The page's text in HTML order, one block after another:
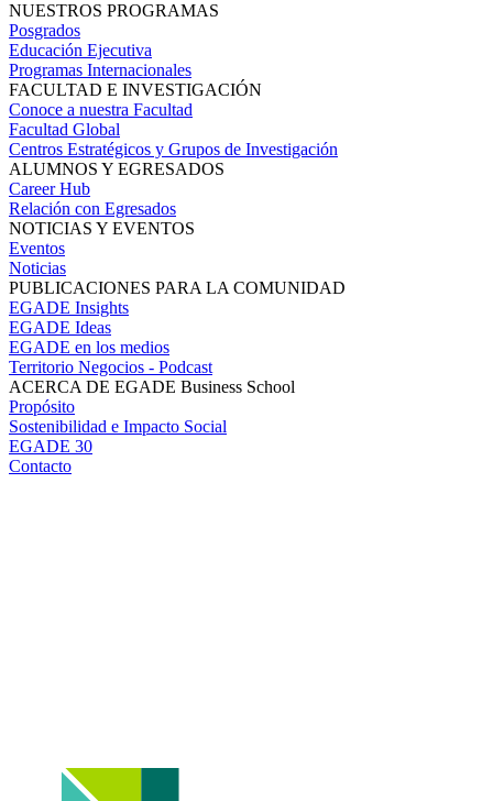
NUESTROS PROGRAMAS
Posgrados
Educación Ejecutiva
Programas Internacionales
FACULTAD E INVESTIGACIÓN
Conoce a nuestra Facultad
Facultad Global
Centros Estratégicos y Grupos de Investigación
ALUMNOS Y EGRESADOS
Career Hub
Relación con Egresados
NOTICIAS Y EVENTOS
Eventos
Noticias
PUBLICACIONES PARA LA COMUNIDAD
EGADE Insights
EGADE Ideas
EGADE en los medios
Territorio Negocios - Podcast
ACERCA DE EGADE Business School
Propósito
Sostenibilidad e Impacto Social
EGADE 30
Contacto